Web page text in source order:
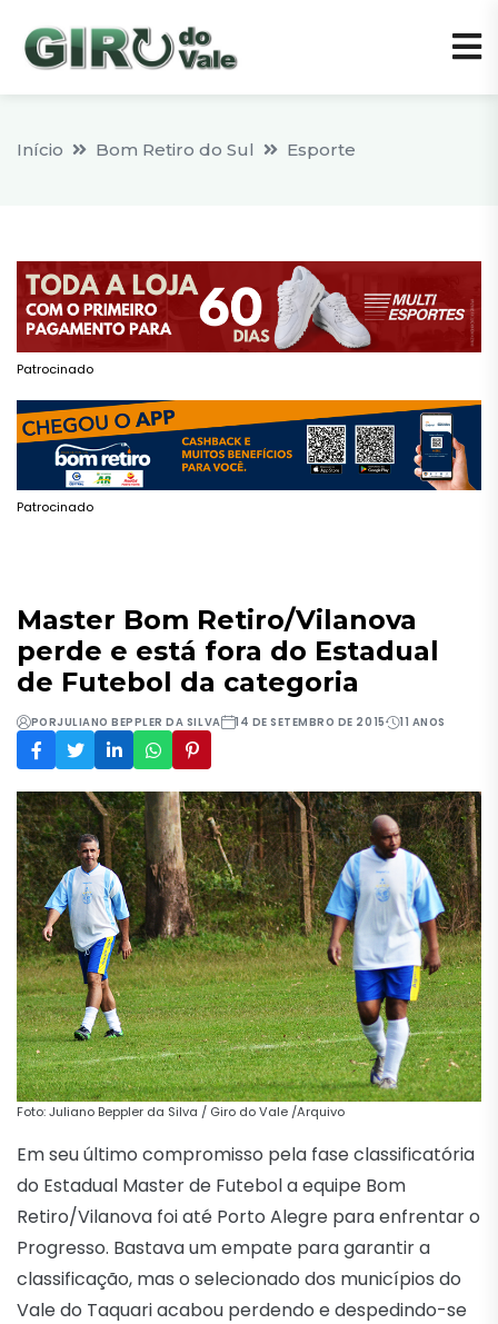
Início Bom Retiro do Sul Esporte
Patrocinado
Patrocinado
Master Bom Retiro/Vilanova
perde e está fora do Estadual
de Futebol da categoria
PORJULIANO BEPPLER DA SILVA 14 DE SETEMBRO DE 2015 11 ANOS
Foto: Juliano Beppler da Silva / Giro do Vale /Arquivo
Em seu último compromisso pela fase classificatória
do Estadual Master de Futebol a equipe Bom
Retiro/Vilanova foi até Porto Alegre para enfrentar o
Progresso. Bastava um empate para garantir a
classificação, mas o selecionado dos municípios do
Vale do Taquari acabou perdendo e despedindo-se